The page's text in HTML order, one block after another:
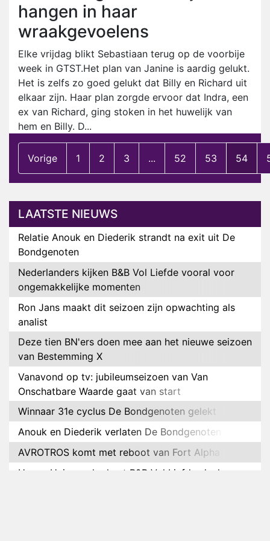
hangen in haar
wraakgevoelens
Elke vrijdag blikt Sebastiaan terug op de voorbije
week in GTST.Het plan van Janine is aardig gelukt.
Het is zelfs zo goed gelukt dat Billy en Richard uit
elkaar zijn. Haar plan zorgde ervoor dat Indra, een
ex van Richard, ging stoken in het huwelijk van
hem en Billy. D...
Vorige 1 2 3 ... 52 53 54
LAATSTE NIEUWS
Relatie Anouk en Diederik strandt na exit uit De
Bondgenoten
Nederlanders kijken B&B Vol Liefde vooral voor
ongemakkelijke momenten
Ron Jans maakt dit seizoen zijn opwachting als
analist
Deze tien BN'ers doen mee aan het nieuwe seizoen
van Bestemming X
Vanavond op tv: jubileumseizoen van Van
Onschatbare Waarde gaat van start
Winnaar 31e cyclus De Bondgenoten gelekt
Anouk en Diederik verlaten De Bondgenoten
AVROTROS komt met reboot van Fort Alpha
Henny Huisman herkent B&B Vol Liefde-deelnemer